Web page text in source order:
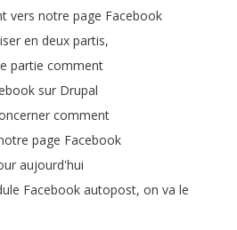
vers notre page Facebook
en deux partis,
partie comment
sur Drupal
comment
page Facebook
aujourd'hui
Facebook autopost, on va le